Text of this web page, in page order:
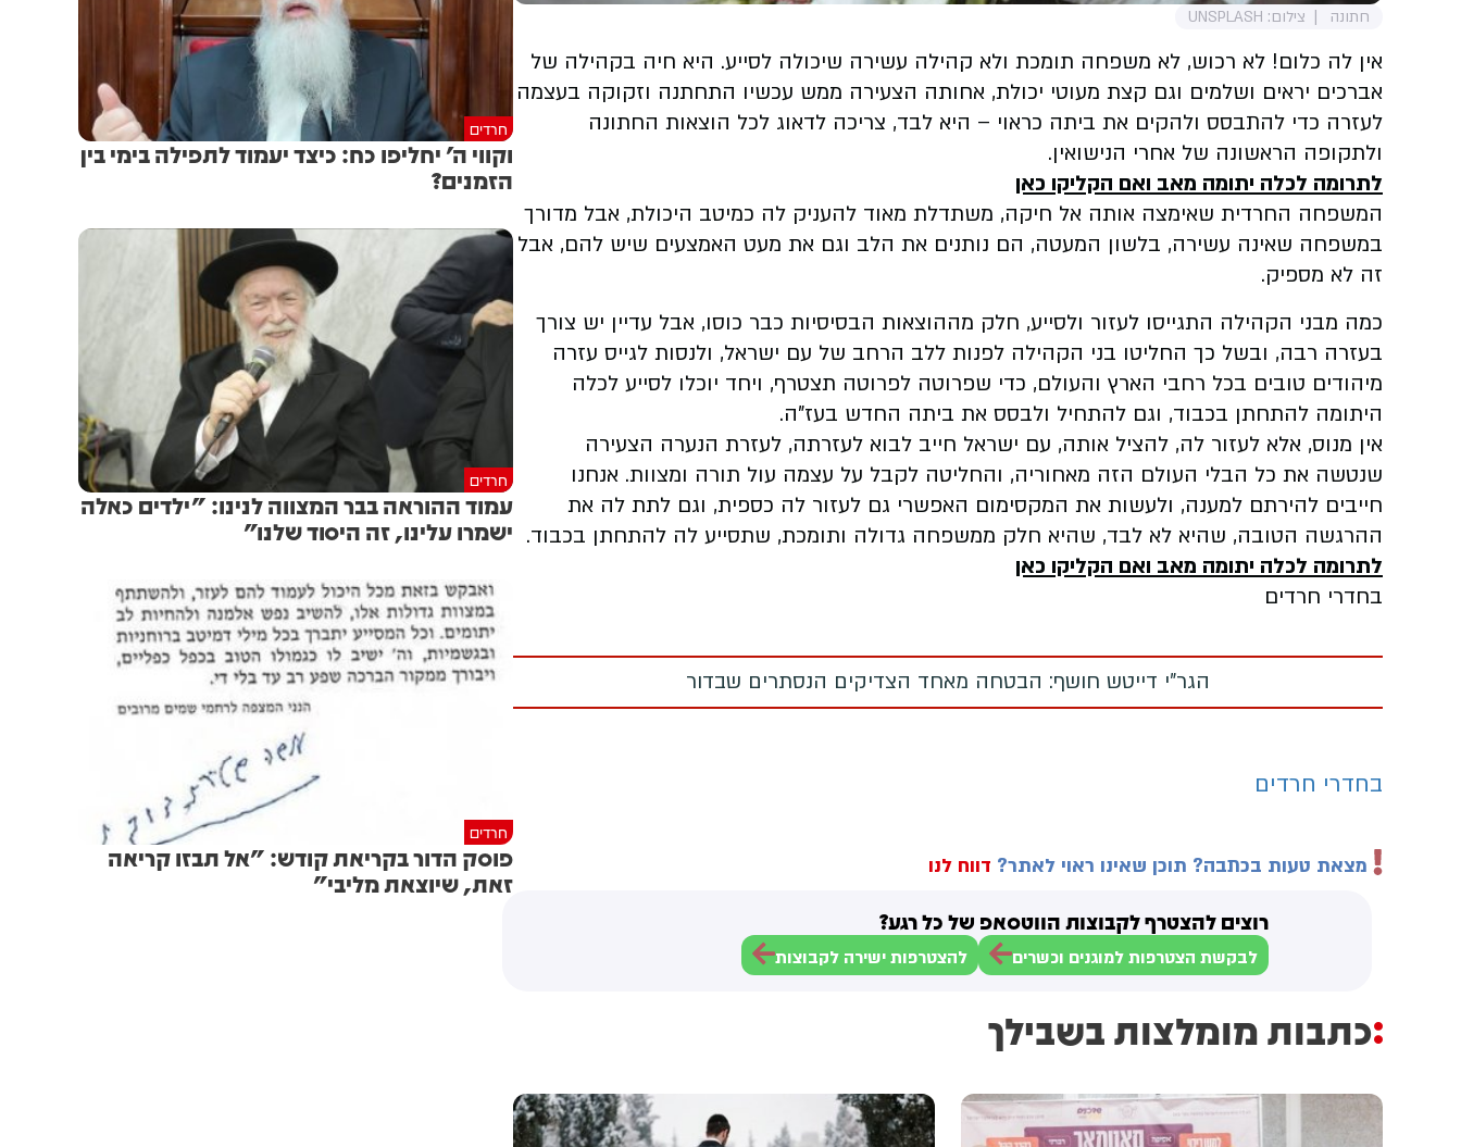
חתונה צילום: UNSPLASH
אין לה כלום! לא רכוש, לא משפחה תומכת ולא קהילה עשירה שיכולה לסייע. היא חיה בקהילה של
אברכים יראים ושלמים וגם קצת מעוטי יכולת, אחותה הצעירה ממש עכשיו התחתנה וזקוקה בעצמה
לעזרה כדי להתבסס ולהקים את ביתה כראוי – היא לבד, צריכה לדאוג לכל הוצאות החתונה
ולתקופה הראשונה של אחרי הנישואין.
לתרומה לכלה יתומה מאב ואם הקליקו כאן
המשפחה החרדית שאימצה אותה אל חיקה, משתדלת מאוד להעניק לה כמיטב היכולת, אבל מדורך
במשפחה שאינה עשירה, בלשון המעטה, הם נותנים את הלב וגם את מעט האמצעים שיש להם, אבל
זה לא מספיק.
כמה מבני הקהילה התגייסו לעזור ולסייע, חלק מההוצאות הבסיסיות כבר כוסו, אבל עדיין יש צורך
בעזרה רבה, ובשל כך החליטו בני הקהילה לפנות ללב הרחב של עם ישראל, ולנסות לגייס עזרה
מיהודים טובים בכל רחבי הארץ והעולם, כדי שפרוטה לפרוטה תצטרף, ויחד יוכלו לסייע לכלה
היתומה להתחתן בכבוד, וגם להתחיל ולבסס את ביתה החדש בעז"ה.
אין מנוס, אלא לעזור לה, להציל אותה, עם ישראל חייב לבוא לעזרתה, לעזרת הנערה הצעירה
שנטשה את כל הבלי העולם הזה מאחוריה, והחליטה לקבל על עצמה עול תורה ומצוות. אנחנו
חייבים להירתם למענה, ולעשות את המקסימום האפשרי גם לעזור לה כספית, וגם לתת לה את
ההרגשה הטובה, שהיא לא לבד, שהיא חלק ממשפחה גדולה ותומכת, שתסייע לה להתחתן בכבוד.
לתרומה לכלה יתומה מאב ואם הקליקו כאן
בחדרי חרדים
הגר"י דייטש חושף: הבטחה מאחד הצדיקים הנסתרים שבדור
בחדרי חרדים
מצאת טעות בכתבה? תוכן שאינו ראוי לאתר? דווח לנו
רוצים להצטרף לקבוצות הווטסאפ של כל רגע?
לבקשת הצטרפות למוגנים וכשרים להצטרפות ישירה לקבוצות
כתבות מומלצות בשבילך
חרדים
וקווי ה' יחליפו כח: כיצד יעמוד לתפילה בימי בין
הזמנים?
חרדים
עמוד ההוראה בבר המצווה לנינו: "ילדים כאלה
ישמרו עלינו, זה היסוד שלנו"
חרדים
פוסק הדור בקריאת קודש: "אל תבזו קריאה
זאת, שיוצאת מליבי"